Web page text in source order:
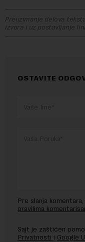
Preuzimanje delova
izvora i uz postavljanje
OSTAVITE
Pre slanja
pravilima
Sajt je zaštićen
Privatnosti i Google